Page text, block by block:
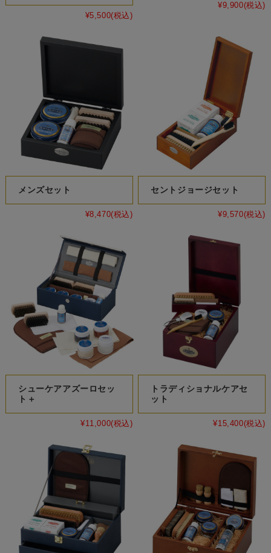
¥5,500(税込)
¥9,900(税込)
メンズセット
¥8,470(税込)
セントジョージセット
¥9,570(税込)
シューケアアズーロセッ
ト＋
¥11,000(税込)
トラディショナルケアセ
ット
¥15,400(税込)